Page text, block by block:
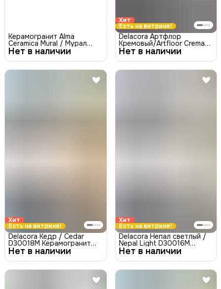
Нет в наличии
Керамогранит Alma
Ceramica Mural / Мурал
GFA3060MUR07R Матовый
30x60
Хит
Есть на витрине!
Нет в наличии
Delacora Артфлор
Кремовый/Artfloor Crema
GP2090ARF01R
Керамогранит сахарный-
эффект 200x900
Хит
Есть на витрине!
Нет в наличии
Delacora Кедр / Cedar
D30018M Керамогранит
матовый 30x60
Хит
Есть на витрине!
Нет в наличии
Delacora Непал светлый /
Nepal Light D30016M
Керамогранит матовый
карвинг 30x60